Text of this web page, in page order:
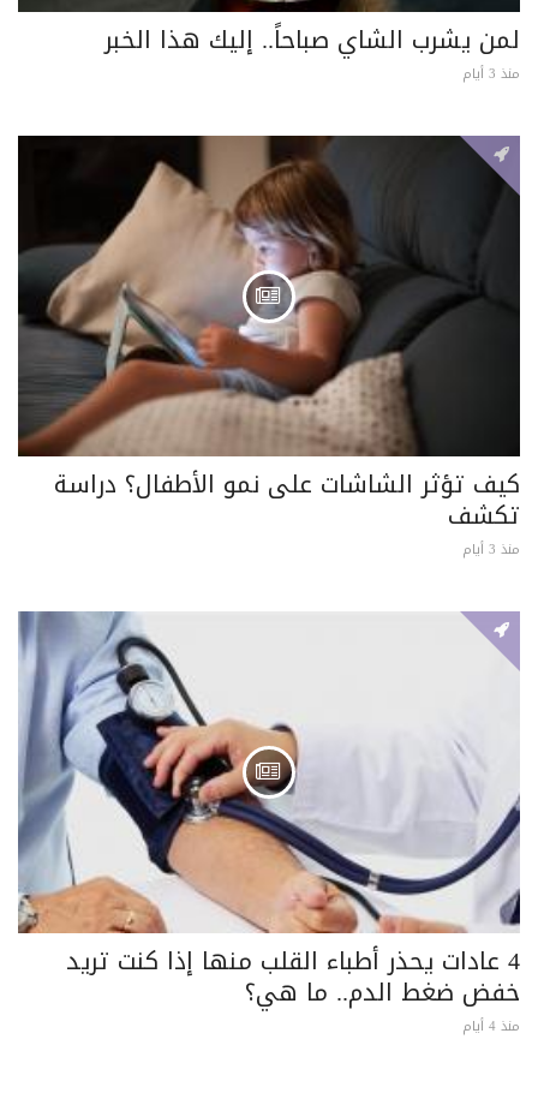
لمن يشرب الشاي صباحاً.. إليك هذا الخبر
منذ 3 أيام
كيف تؤثر الشاشات على نمو الأطفال؟ دراسة
تكشف
منذ 3 أيام
4 عادات يحذر أطباء القلب منها إذا كنت تريد
خفض ضغط الدم.. ما هي؟
منذ 4 أيام